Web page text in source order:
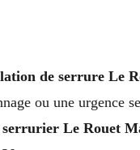
de serrure Le
ou une urgence
serrurier Le Rouet